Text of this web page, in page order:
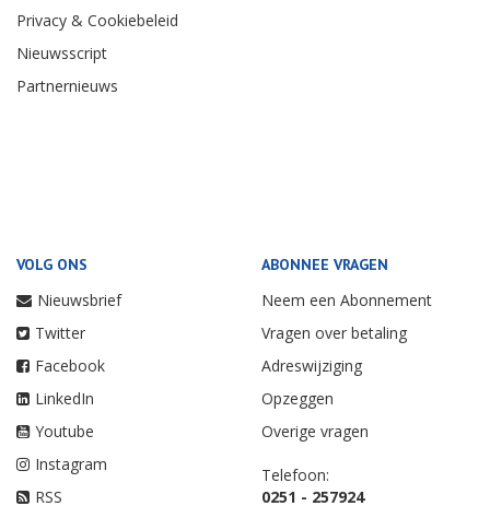
Privacy & Cookiebeleid
Nieuwsscript
Partnernieuws
VOLG ONS
Nieuwsbrief
Twitter
Facebook
LinkedIn
Youtube
Instagram
RSS
ABONNEE VRAGEN
Neem een Abonnement
Vragen over betaling
Adreswijziging
Opzeggen
Overige vragen
Telefoon:
0251 - 257924